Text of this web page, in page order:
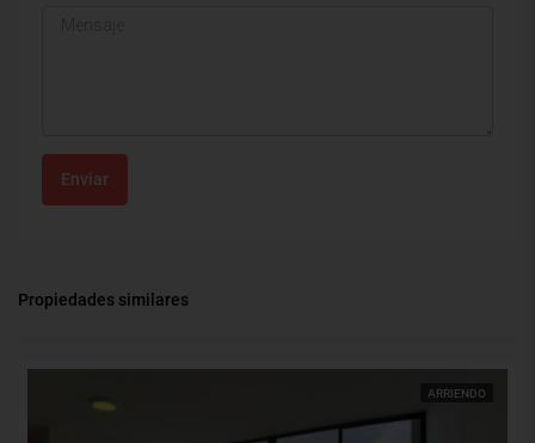
Enviar
Propiedades similares
ARRIENDO